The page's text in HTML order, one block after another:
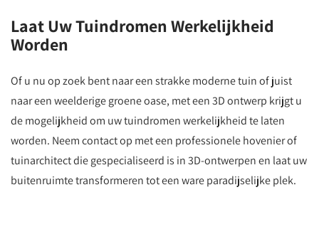
Laat Uw Tuindromen Werkelijkheid
Worden
Of u nu op zoek bent naar een strakke moderne tuin of juist
naar een weelderige groene oase, met een 3D ontwerp krijgt u
de mogelijkheid om uw tuindromen werkelijkheid te laten
worden. Neem contact op met een professionele hovenier of
tuinarchitect die gespecialiseerd is in 3D-ontwerpen en laat uw
buitenruimte transformeren tot een ware paradijselijke plek.